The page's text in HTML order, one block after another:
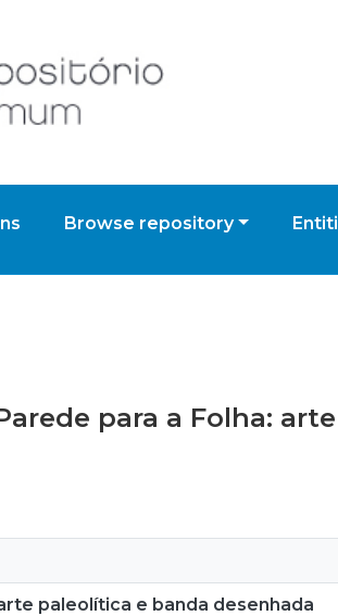
Browse repository
para a Folha:
paleolítica e banda desenhada